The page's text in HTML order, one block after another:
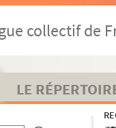
collectif de
LE